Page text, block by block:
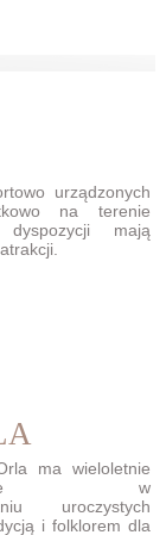
urządzonych
na terenie
mają
ma wieloletnie
w
uroczystych
i folklorem dla